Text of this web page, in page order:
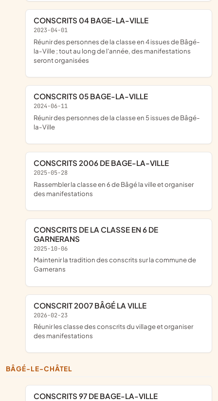
CONSCRITS 04 BAGE-LA-VILLE
2023-04-01
réunir des personnes de la classe en 4 issues de Bâgé-
la-Ville ; tout au long de l'année, des manifestations
seront organisées
CONSCRITS 05 BAGE-LA-VILLE
2024-06-11
réunir des personnes de la classe en 5 issues de Bâgé-
la-Ville
CONSCRITS 2006 DE BAGE-LA-VILLE
2025-05-28
rassembler la classe en 6 de Bâgé la ville et organiser
des manifestations
CONSCRITS DE LA CLASSE EN 6 DE
GARNERANS
2025-10-06
maintenir la tradition des conscrits sur la commune de
Garnerans
CONSCRIT 2007 BÂGÉ LA VILLE
2026-02-23
réunir les classe des conscrits du village et organiser
des manifestations
BÂGÉ-LE-CHÂTEL
CONSCRITS 97 DE BAGE-LA-VILLE